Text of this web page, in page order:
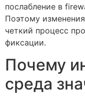
послабление в
Поэтому
четкий процесс
фиксации.
Почему
среда